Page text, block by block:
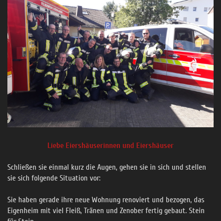
Liebe Eiershäuserinnen und Eiershäuser
Schließen sie einmal kurz die Augen, gehen sie in sich und stellen
sie sich folgende Situation vor:
Sie haben gerade ihre neue Wohnung renoviert und bezogen, das
Eigenheim mit viel Fleiß, Tränen und Zenober fertig gebaut. Stein